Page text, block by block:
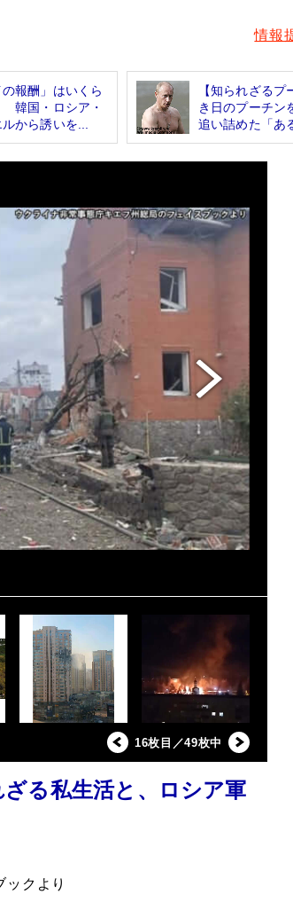
情報
の報酬」はいくら
韓国・ロシア・
から誘いを...
【知られざるプ
き日のプーチン
追い詰めた「あ
16枚目／49枚中
ざる私生活と、ロシア軍
クより